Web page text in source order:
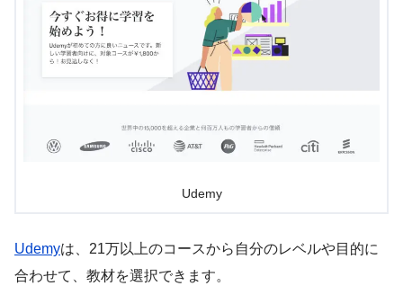
Udemy
Udemyは、21万以上のコースから自分のレベルや目的に
合わせて、教材を選択できます。